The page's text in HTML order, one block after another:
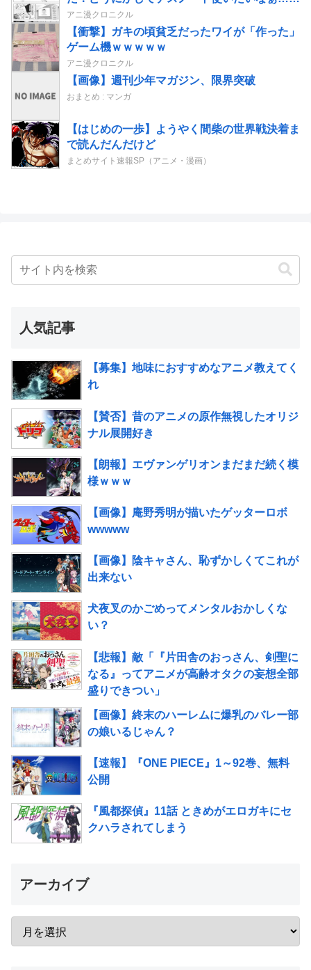
や！」→結果
アニ漫クロニクル
【衝撃】ガキの頃貧乏だったワイが「作った」
ゲーム機ｗｗｗｗｗ
アニ漫クロニクル
【画像】週刊少年マガジン、限界突破
おまとめ : マンガ
【はじめの一歩】ようやく間柴の世界戦決着ま
で読んだんだけど
まとめサイト速報SP（アニメ・漫画）
人気記事
【募集】地味におすすめなアニメ教えてく
れ
【賛否】昔のアニメの原作無視したオリジ
ナル展開好き
【朗報】エヴァンゲリオンまだまだ続く模
様ｗｗｗ
【画像】庵野秀明が描いたゲッターロボ
wwwww
【画像】陰キャさん、恥ずかしくてこれが
出来ない
犬夜叉のかごめってメンタルおかしくな
い？
【悲報】敵「『片田舎のおっさん、剣聖に
なる』ってアニメが高齢オタクの妄想全部
盛りできつい」
【画像】終末のハーレムに爆乳のバレー部
の娘いるじゃん？
【速報】『ONE PIECE』1～92巻、無料
公開
『風都探偵』11話 ときめがエロガキにセ
クハラされてしまう
アーカイブ